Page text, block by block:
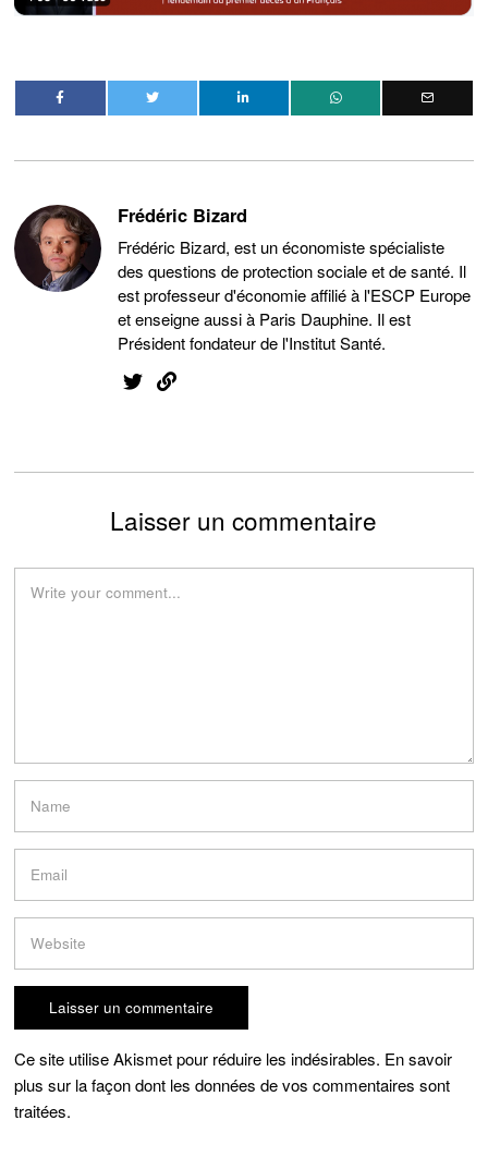
Frédéric Bizard
Frédéric Bizard, est un économiste spécialiste
des questions de protection sociale et de santé. Il
est professeur d'économie affilié à l'ESCP Europe
et enseigne aussi à Paris Dauphine. Il est
Président fondateur de l'Institut Santé.
Laisser un commentaire
Ce site utilise Akismet pour réduire les indésirables. En savoir
plus sur la façon dont les données de vos commentaires sont
traitées.